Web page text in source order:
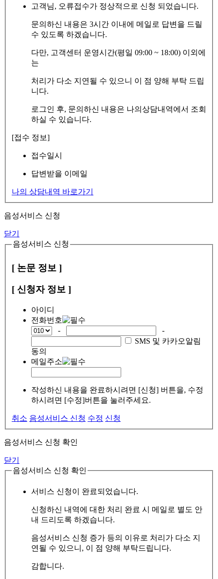
고객님, 오류접수가 정상적으로 신청 되었습니다.
문의하신 내용은 3시간 이내에 메일로 답변을 드릴
수 있도록 하겠습니다.
다만, 고객센터 운영시간(평일 09:00 ~ 18:00) 이외에
는
처리가 다소 지연될 수 있으니 이 점 양해 부탁 드립
니다.
로그인 후, 문의하신 내용은 나의상담내역에서 조회
하실 수 있습니다.
[접수 정보]
접수일시
답변받을 이메일
나의 상담내역 바로가기
음성서비스 신청
닫기
음성서비스 신청
[ 논문 정보 ]
[ 신청자 정보 ]
아이디
전화번호
-
-
SMS 및 카카오알림
동의
메일주소
작성하신 내용을 완료하시려면 [신청] 버튼을, 수정
하시려면 [수정]버튼을 눌러주세요.
취소 음성서비스 신청 수정 신청
음성서비스 신청 확인
닫기
음성서비스 신청 확인
서비스 신청이 완료되었습니다.
신청하신 내역에 대한 처리 완료 시 메일로 별도 안
내 드리도록 하겠습니다.
음성서비스 신청 증가 등의 이유로 처리가 다소 지
연될 수 있으니, 이 점 양해 부탁드립니다.
감합니다.